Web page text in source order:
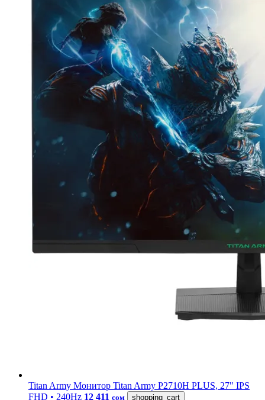
Titan Army Монитор Titan Army P2710H PLUS, 27" IPS
FHD • 240Hz 12 411 сом shopping_cart